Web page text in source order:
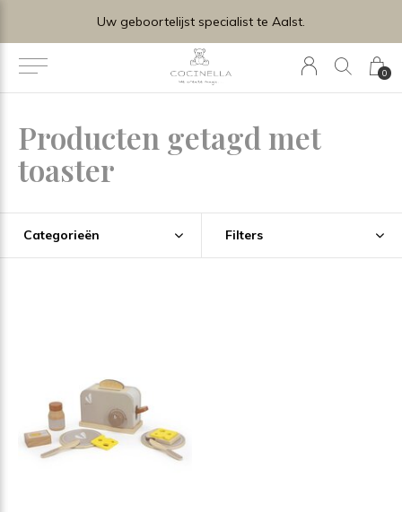
0
Uw geboortelijst specialist te Aalst.
Producten getagd met
toaster
Categorieën Filters